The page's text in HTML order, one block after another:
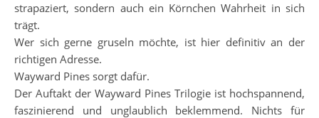
strapaziert, sondern auch ein Körnchen Wahrheit in sich
trägt.
Wer sich gerne gruseln möchte, ist hier definitiv an der
richtigen Adresse.
Wayward Pines sorgt dafür.
Der Auftakt der Wayward Pines Trilogie ist hochspannend,
faszinierend und unglaublich beklemmend. Nichts für